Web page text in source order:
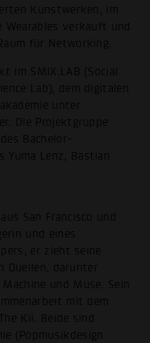
Kunstwerken, im
verkauft und
für Networking.
im SMIX.LAB (Social
Lab), dem digitalen
unter
Die Projektgruppe
Bachelor-
Yuma Lenz, Bastian
San Francisco und
und eines
er zieht seine
Quellen, darunter
und Muse. Sein
mit dem
Kii. Beide sind
(Popmusikdesign